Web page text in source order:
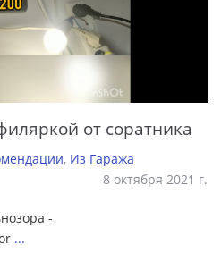
от соратника
, Из Гаража
8 октября 2021 г.
-
...